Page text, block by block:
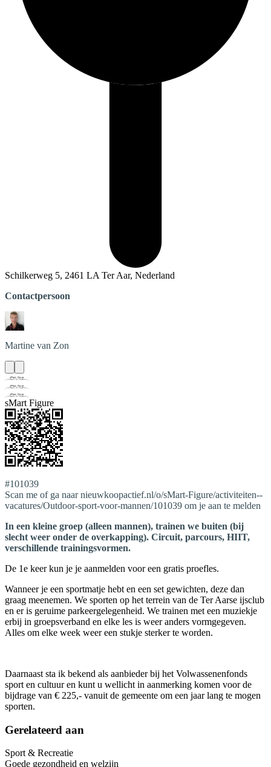
Schilkerweg 5, 2461 LA Ter Aar, Nederland
Contactpersoon
Martine van Zon
sMart Figure
#101039
Scan me of ga naar nieuwkoopactief.nl/o/sMart-Figure/activiteiten--
vacatures/Outdoor-sport-voor-mannen/101039 om je aan te melden
In een kleine groep (alleen mannen), trainen we buiten (bij
slecht weer onder de overkapping). Circuit, parcours, HIIT,
verschillende trainingsvormen.
De 1e keer kun je je aanmelden voor een gratis proefles.
Wanneer je een sportmatje hebt en een set gewichten, deze dan
graag meenemen. We sporten op het terrein van de Ter Aarse ijsclub
en er is geruime parkeergelegenheid. We trainen met een muziekje
erbij in groepsverband en elke les is weer anders vormgegeven.
Alles om elke week weer een stukje sterker te worden.
Daarnaast sta ik bekend als aanbieder bij het Volwassenenfonds
sport en cultuur en kunt u wellicht in aanmerking komen voor de
bijdrage van € 225,- vanuit de gemeente om een jaar lang te mogen
sporten.
Gerelateerd aan
Sport & Recreatie
Goede gezondheid en welzijn